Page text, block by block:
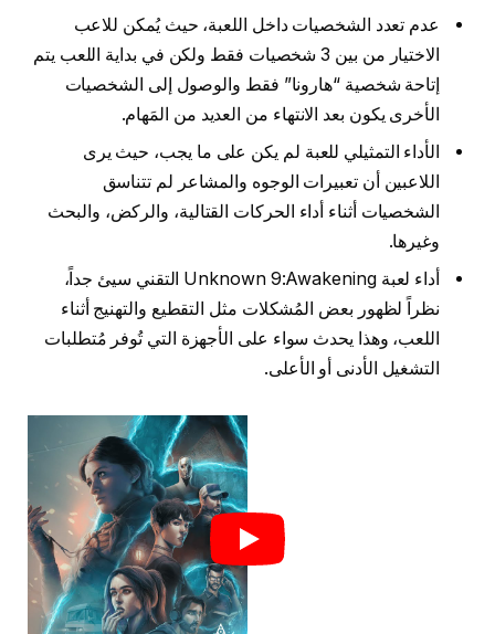
عدم تعدد الشخصيات داخل اللعبة، حيث يُمكن للاعب
الاختيار من بين 3 شخصيات فقط ولكن في بداية اللعب يتم
إتاحة شخصية “هارونا” فقط والوصول إلى الشخصيات
الأخرى يكون بعد الانتهاء من العديد من المَهام.
الأداء التمثيلي للعبة لم يكن على ما يجب، حيث يرى
اللاعبين أن تعبيرات الوجوه والمشاعر لم تتناسق
الشخصيات أثناء أداء الحركات القتالية، والركض، والبحث
وغيرها.
أداء لعبة Unknown 9:Awakening التقني سيئ جداً،
نظراً لظهور بعض المُشكلات مثل التقطيع والتهنيج أثناء
اللعب، وهذا يحدث سواء على الأجهزة التي تُوفر مُتطلبات
التشغيل الأدنى أو الأعلى.